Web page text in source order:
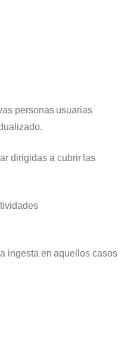
personas usuarias
dirigidas a cubrir las
ingesta en aquellos casos